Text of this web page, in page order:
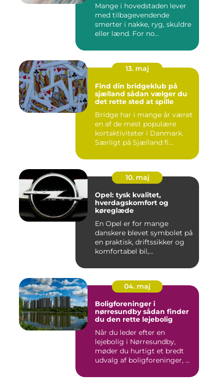
Mange i hovedstaden lever
med tilbagevendende
smerter i nakke, ryg, skuldre
eller lænd. For no...
13. maj
Find din bridgeklub på
sjælland sådan vælger du
det rette sted at spille
Bridge har i mange år været
en af de mest populære
kortaktiviteter i Danmark.
Særligt på Sjælland fi...
10. maj
Opel: tysk kvalitet,
hverdagskomfort og
køreglæde
En Opel er for mange
danskere blevet symbolet på
en praktisk, driftssikker og
komfortabel bil,...
04. maj
Boligforeninger i
nørresundby sådan finder
du den rette lejebolig
Når du leder efter en
lejebolig i Nørresundby,
møder du hurtigt et bredt
udvalg af boligforeninger, ...